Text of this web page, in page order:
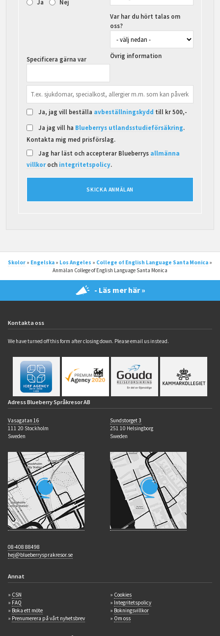
Ja
Nej
Var har du hört talas om
oss?
Specificera gärna var Övrig information
Ja, jag vill beställa avbeställningskydd till kr 500,-
Ja jag vill ha Blueberrys utlandsstudieförsäkring.
Kontakta mig med prisförslag.
Jag har läst och accepterar Blueberrys allmänna
villkoroch integritetspolicy.
SKICKA ANMÄLAN
Skolor » Engelska » Los Angeles » College of English Language Santa Monica »
Anmälan College of English Language Santa Monica
- Läs mer här »
Kontakta oss
We have turned off this form after closing down. Please email us instead.
Adress Blueberry Språkresor AB
Vasagatan 16
111 20 Stockholm
Sweden
Sundstorget 3
251 10 Helsingborg
Sweden
08-408 88498
hej@blueberrysprakresor.se
Annat
» CSN
» FAQ
» Boka ett möte
» Prenumerera på vårt nyhetsbrev
» Cookies
» Integritetspolicy
» Bokningsvillkor
» Om oss